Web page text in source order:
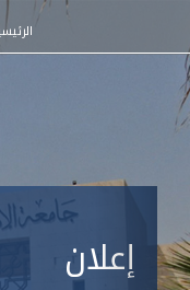
Quick
jump
to
page
content
Navigation
Main
إعلان
Next